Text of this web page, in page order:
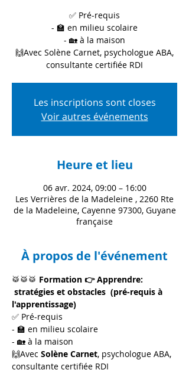
✅ Pré-requis
- 🏫 en milieu scolaire
- 🏡 à la maison
🙌Avec Solène Carnet, psychologue ABA,
consultante certifiée RDI
Les inscriptions sont closes
Voir autres événements
Heure et lieu
06 avr. 2024, 09:00 – 16:00
Les Verrières de la Madeleine , 2260 Rte
de la Madeleine, Cayenne 97300, Guyane
française
À propos de l'événement
🥁🥁🥁 Formation 👉 Apprendre:
stratégies et obstacles  (pré-requis à
l'apprentissage)
✅ Pré-requis
- 🏫 en milieu scolaire
- 🏡 à la maison
🙌Avec Solène Carnet, psychologue ABA,
consultante certifiée RDI